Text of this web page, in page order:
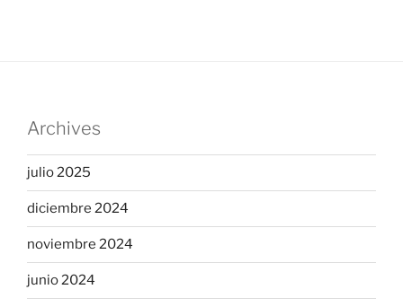
Archives
julio 2025
diciembre 2024
noviembre 2024
junio 2024